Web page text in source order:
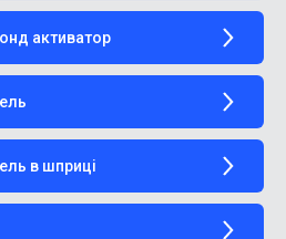
активатор
в шприці